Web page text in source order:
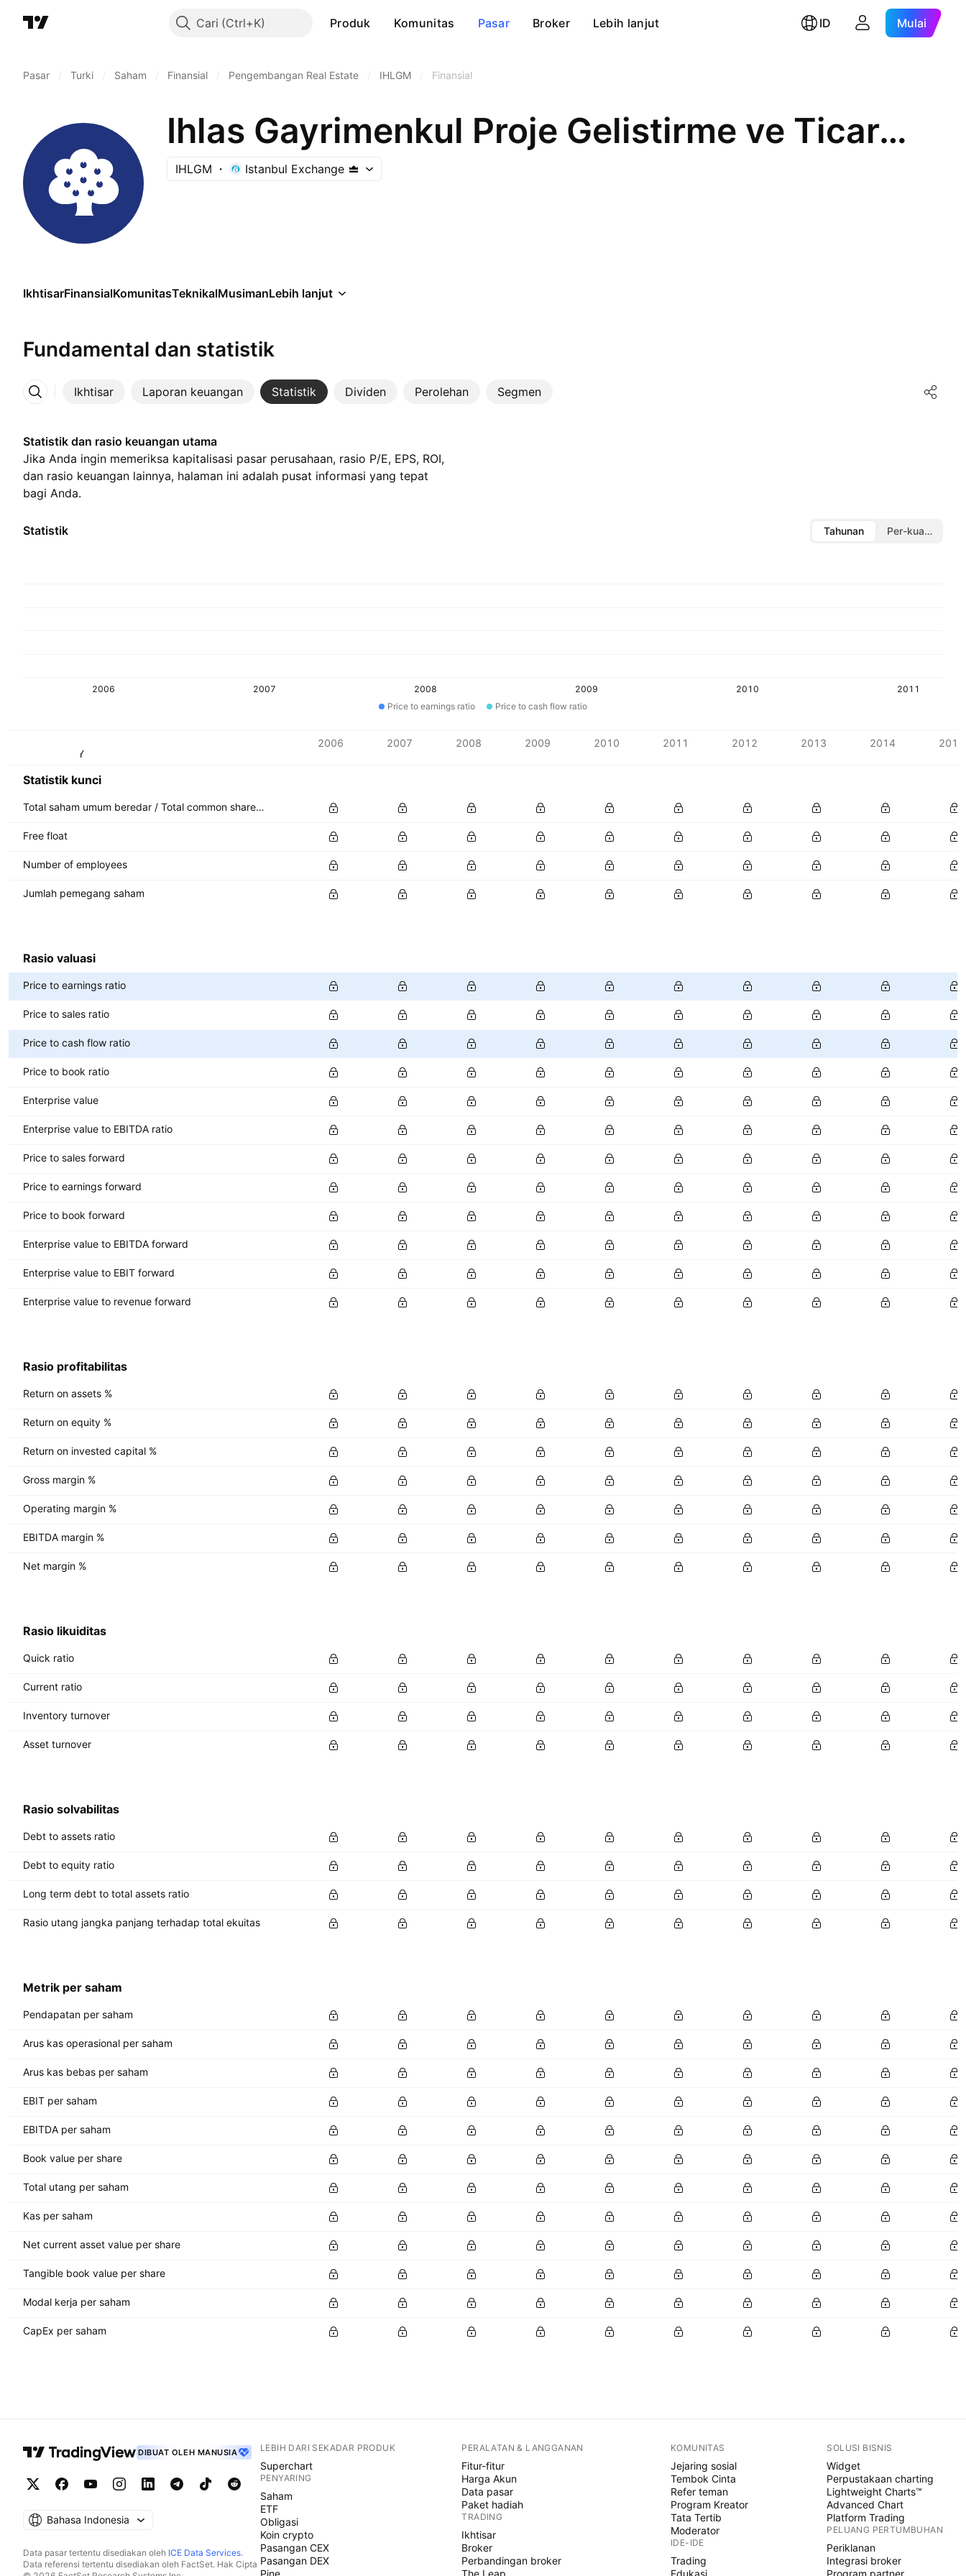
Cari Produk Komunitas Pasar Broker Lebih lanjut ID Mulai
Pasar Turki Saham Finansial Pengembangan Real Estate IHLGM Finansial
Ihlas Gayrimenkul Proje Gelistirme ve Ticaret A.S.
IHLGM Istanbul Exchange
IkhtisarFinansialKomunitasTeknikalMusimanLebih lanjut
Fundamental dan statistik
Ikhtisar Laporan keuangan Statistik Dividen Perolehan Segmen
Lainnya
Statistik dan rasio keuangan utama
Jika Anda ingin memeriksa kapitalisasi pasar perusahaan, rasio P/E, EPS, ROI,
dan rasio keuangan lainnya, halaman ini adalah pusat informasi yang tepat
bagi Anda.
Statistik Tahunan Per-kuartal
2006 2007 2008 2009 2010
2011
Price to earnings ratio
Price to cash flow ratio
Mata uang: TRY
2006 2007 2008 2009 2010 2011 2012 2013 2014 2015
Statistik kunci
Total saham umum beredar / Total common shares outstanding
Free float
Number of employees
Jumlah pemegang saham
Rasio valuasi
Price to earnings ratio
Price to sales ratio
Price to cash flow ratio
Price to book ratio
Enterprise value
Enterprise value to EBITDA ratio
Price to sales forward
Price to earnings forward
Price to book forward
Enterprise value to EBITDA forward
Enterprise value to EBIT forward
Enterprise value to revenue forward
Rasio profitabilitas
Return on assets %
Return on equity %
Return on invested capital %
Gross margin %
Operating margin %
EBITDA margin %
Net margin %
Rasio likuiditas
Quick ratio
Current ratio
Inventory turnover
Asset turnover
Rasio solvabilitas
Debt to assets ratio
Debt to equity ratio
Long term debt to total assets ratio
Rasio utang jangka panjang terhadap total ekuitas
Metrik per saham
Pendapatan per saham
Arus kas operasional per saham
Arus kas bebas per saham
EBIT per saham
EBITDA per saham
Book value per share
Total utang per saham
Kas per saham
Net current asset value per share
Tangible book value per share
Modal kerja per saham
CapEx per saham
DIBUAT OLEH MANUSIA
Bahasa Indonesia
Data pasar tertentu disediakan oleh ICE Data Services.
Data referensi tertentu disediakan oleh FactSet. Hak Cipta
LEBIH DARI SEKADAR PRODUK
Superchart
PENYARING
Saham
ETF
Obligasi
Koin crypto
Pasangan CEX
Pasangan DEX
Pine
PERALATAN & LANGGANAN
Fitur-fitur
Harga Akun
Data pasar
Paket hadiah
TRADING
Ikhtisar
Broker
Perbandingan broker
The Leap
KOMUNITAS
Jejaring sosial
Tembok Cinta
Refer teman
Program Kreator
Tata Tertib
Moderator
IDE-IDE
Trading
Edukasi
SOLUSI BISNIS
Widget
Perpustakaan charting
Lightweight Charts™
Advanced Chart
Platform Trading
PELUANG PERTUMBUHAN
Periklanan
Integrasi broker
Program partner